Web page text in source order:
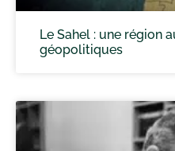
Le Sahel : une région
géopolitiques